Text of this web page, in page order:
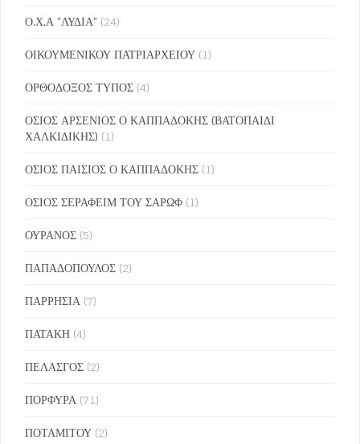
Ο.Χ.Α "ΛΥΔΙΑ" (24)
ΟΙΚΟΥΜΕΝΙΚΟΥ ΠΑΤΡΙΑΡΧΕΙΟΥ (1)
ΟΡΘΟΔΟΞΟΣ ΤΥΠΟΣ (4)
ΟΣΙΟΣ ΑΡΣΕΝΙΟΣ Ο ΚΑΠΠΑΔΟΚΗΣ (ΒΑΤΟΠΑΙΔΙ
ΧΑΛΚΙΔΙΚΗΣ) (1)
ΟΣΙΟΣ ΠΑΙΣΙΟΣ Ο ΚΑΠΠΑΔΟΚΗΣ (1)
ΟΣΙΟΣ ΣΕΡΑΦΕΙΜ ΤΟΥ ΣΑΡΩΦ (1)
ΟΥΡΑΝΟΣ (5)
ΠΑΠΑΔΟΠΟΥΛΟΣ (2)
ΠΑΡΡΗΣΙΑ (7)
ΠΑΤΑΚΗ (4)
ΠΕΛΑΣΓΟΣ (2)
ΠΟΡΦΥΡΑ (71)
ΠΟΤΑΜΙΤΟΥ (2)